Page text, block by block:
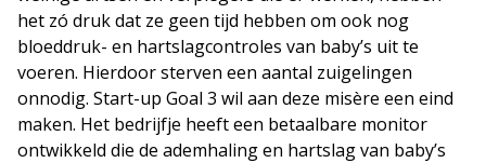
het zó druk dat ze geen tijd hebben om ook nog
bloeddruk- en hartslagcontroles van baby’s uit te
voeren. Hierdoor sterven een aantal zuigelingen
onnodig. Start-up Goal 3 wil aan deze misère een eind
maken. Het bedrijfje heeft een betaalbare monitor
ontwikkeld die de ademhaling en hartslag van baby’s